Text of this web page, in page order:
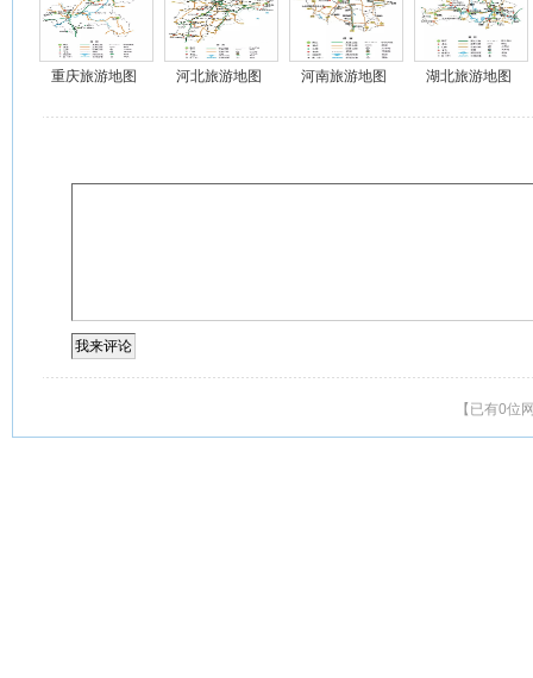
重庆旅游地图 河北旅游地图 河南旅游地图 湖北旅游地图
【已有0位